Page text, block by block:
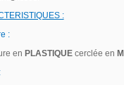
:
:
en PLASTIQUEcerclée en